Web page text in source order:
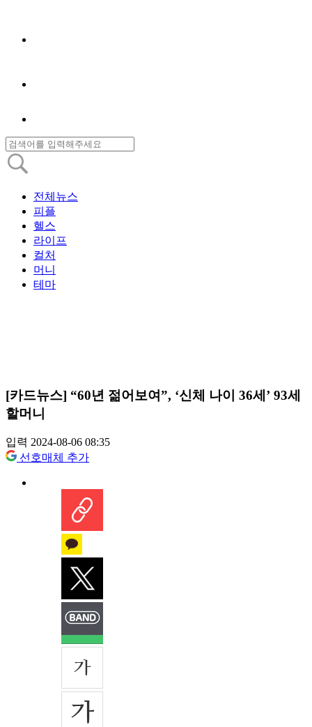
전체뉴스
피플
헬스
라이프
컬처
머니
테마
[카드뉴스] “60년 젊어보여”, ‘신체 나이 36세’ 93세
할머니
입력 2024-08-06 08:35
선호매체 추가